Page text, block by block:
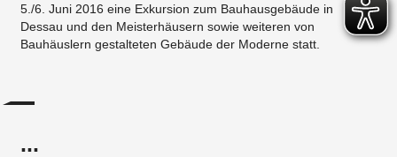
5./6. Juni 2016 eine Exkursion zum Bauhausgebäude in
Dessau und den Meisterhäusern sowie weiteren von
Bauhäuslern gestalteten Gebäude der Moderne statt.
...